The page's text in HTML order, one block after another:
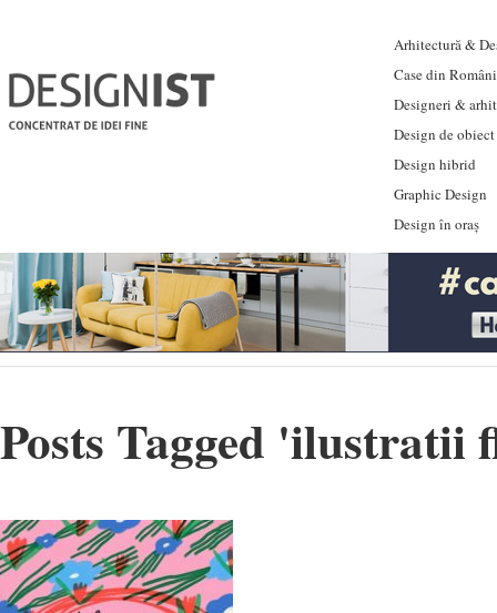
Arhitectură &
Case din
Designeri &
Design de obiect
Design hibrid
Graphic Design
Design în oraș
Posts Tagged 'ilustratii